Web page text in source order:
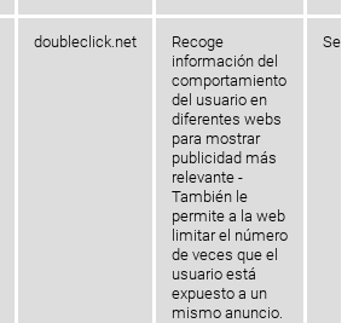
doubleclick.net
Recoge
información del
comportamiento
del usuario en
diferentes webs
para mostrar
publicidad más
relevante -
También le
permite a la web
limitar el número
de veces que el
usuario está
expuesto a un
mismo anuncio.